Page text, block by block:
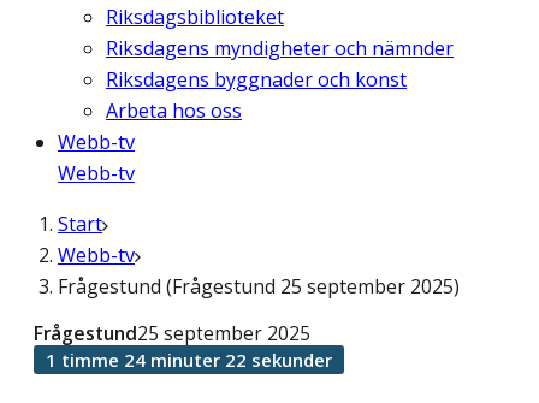
Riksdagsbiblioteket
Riksdagens myndigheter och nämnder
Riksdagens byggnader och konst
Arbeta hos oss
Webb-tv
Webb-tv
Start
Webb-tv
Frågestund (Frågestund 25 september 2025)
Frågestund25 september 2025
1 timme 24 minuter 22 sekunder